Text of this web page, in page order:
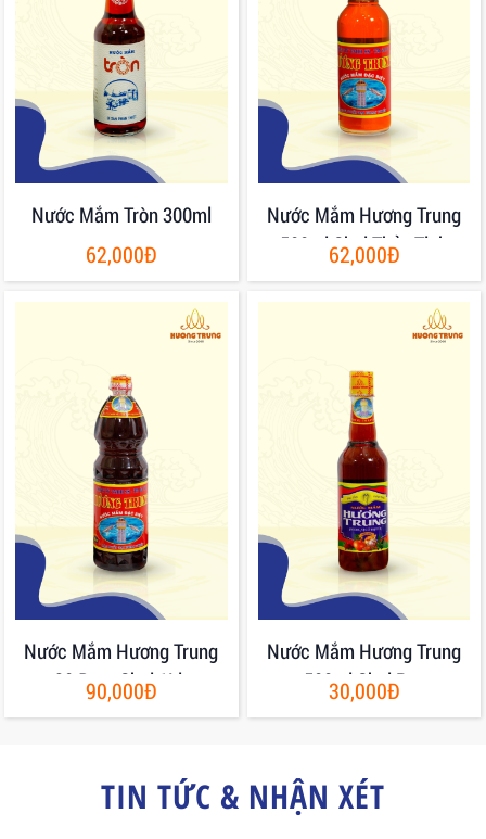
Nước Mắm Tròn 300ml
62,000Đ
Nước Mắm Hương Trung
500ml Chai Thủy Tinh
62,000Đ
Nước Mắm Hương Trung
30 Đạm Chai 1Lit
90,000Đ
Nước Mắm Hương Trung
500ml Chai Pet
30,000Đ
TIN TỨC & NHẬN XÉT